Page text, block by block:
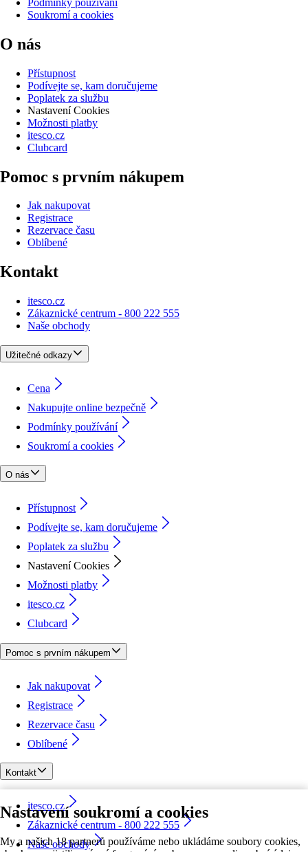
Nastavení soukromí a cookies
My a našich 18 partnerů používáme nebo ukládáme soubory cookies,
Soukromí a cookies
O nás
Přístupnost
Podívejte se, kam doručujeme
Poplatek za službu
Nastavení Cookies
Možnosti platby
itesco.cz
Clubcard
Pomoc s prvním nákupem
Jak nakupovat
Registrace
Rezervace času
Oblíbené
Kontakt
itesco.cz
Zákaznické centrum - 800 222 555
Naše obchody
Užitečné odkazy
Cena
Nakupujte online bezpečně
Podmínky používání
Soukromí a cookies
O nás
Přístupnost
Podívejte se, kam doručujeme
Poplatek za službu
Nastavení Cookies
Možnosti platby
itesco.cz
Clubcard
Pomoc s prvním nákupem
Jak nakupovat
Registrace
Rezervace času
Oblíbené
Kontakt
itesco.cz
Zákaznické centrum - 800 222 555
Naše obchody